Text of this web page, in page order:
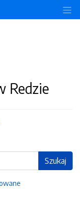
Redzie
Szukaj